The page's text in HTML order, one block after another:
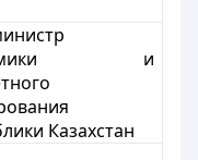
и
Казахстан